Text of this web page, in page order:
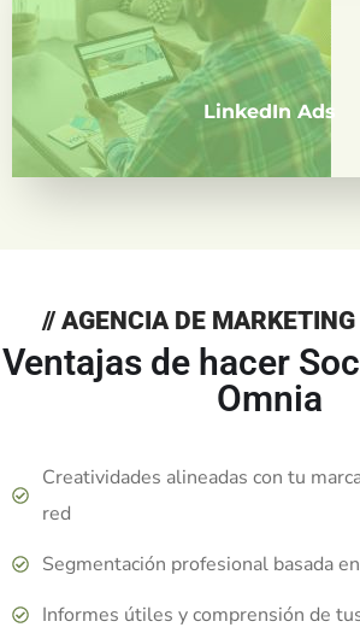
02
Publicidad profesional para B2B,
leads cualificados, empleadores,
servicios a empresas.
sectores y empresas.
LinkedIn Ads
// AGENCIA DE
Ventajas de hacer
Omnia
Creatividades alineadas con tu
red
Segmentación profesional basada
Informes útiles y comprensión de